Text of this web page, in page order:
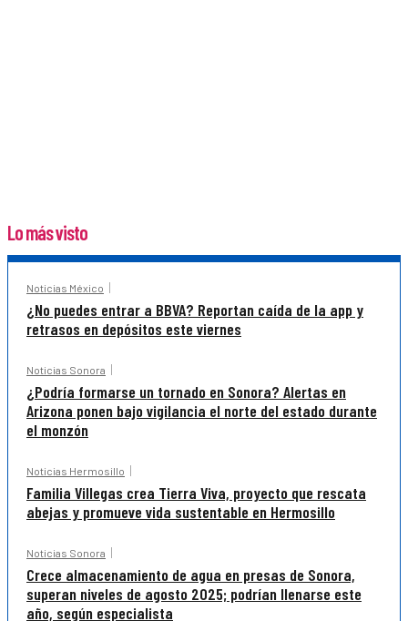
Lo más visto
Noticias México
¿No puedes entrar a BBVA? Reportan caída de la app y
retrasos en depósitos este viernes
Noticias Sonora
¿Podría formarse un tornado en Sonora? Alertas en
Arizona ponen bajo vigilancia el norte del estado durante
el monzón
Noticias Hermosillo
Familia Villegas crea Tierra Viva, proyecto que rescata
abejas y promueve vida sustentable en Hermosillo
Noticias Sonora
Crece almacenamiento de agua en presas de Sonora,
superan niveles de agosto 2025; podrían llenarse este
año, según especialista